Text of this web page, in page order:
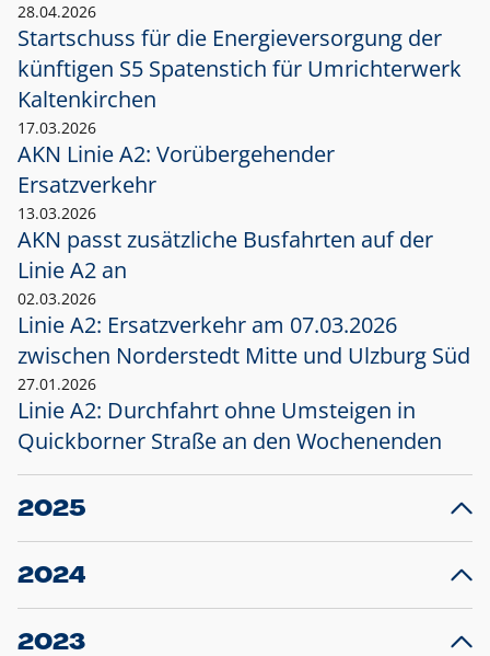
28.04.2026
Startschuss für die Energieversorgung der
künftigen S5 Spatenstich für Umrichterwerk
Kaltenkirchen
17.03.2026
AKN Linie A2: Vorübergehender
Ersatzverkehr
13.03.2026
AKN passt zusätzliche Busfahrten auf der
Linie A2 an
02.03.2026
Linie A2: Ersatzverkehr am 07.03.2026
zwischen Norderstedt Mitte und Ulzburg Süd
27.01.2026
Linie A2: Durchfahrt ohne Umsteigen in
Quickborner Straße an den Wochenenden
2025
23.12.2025
Projekt S5: Start der Bauarbeiten am
2024
10.12.2024
Großprojekt S5: Sperrung der Bahnstraße in
2023